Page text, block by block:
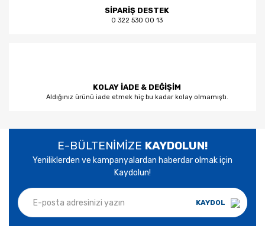
SİPARİŞ DESTEK
0 322 530 00 13
KOLAY İADE & DEĞİŞİM
Aldığınız ürünü iade etmek hiç bu kadar kolay olmamıştı.
E-BÜLTENİMİZE KAYDOLUN!
Yeniliklerden ve kampanyalardan haberdar olmak için
Kaydolun!
KAYDOL